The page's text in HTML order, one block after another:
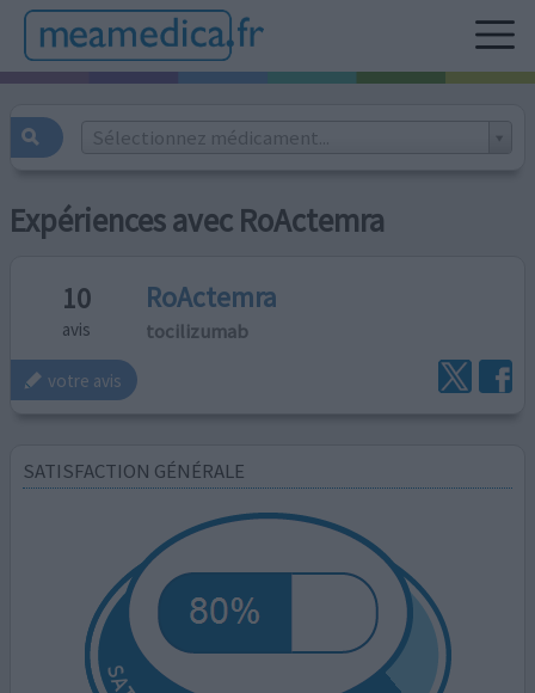
Sélectionnez médicament...
Expériences avec RoActemra
10
avis
RoActemra
tocilizumab
votre avis
SATISFACTION GÉNÉRALE